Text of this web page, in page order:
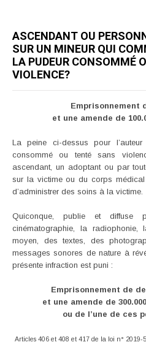
ASCENDANT OU
SUR UN MINEUR QUI
LA PUDEUR CONSOMMÉ
VIOLENCE?
Emprisonnement
et une amende de
La peine ci-dessus pour
consommé ou tenté sans
ascendant, un adoptant ou par
sur la victime ou du corps
d’administrer des soins à la victime.
Quiconque, publie et
cinématographie, la
moyen, des textes, des
messages sonores de nature à
présente infraction est puni :
Emprisonnement de
et une amende de
ou de l’une de ces
Articles 406 et 408 et 417 de la loi n°